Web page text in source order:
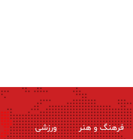
فرهنگ و هنر ورزشی